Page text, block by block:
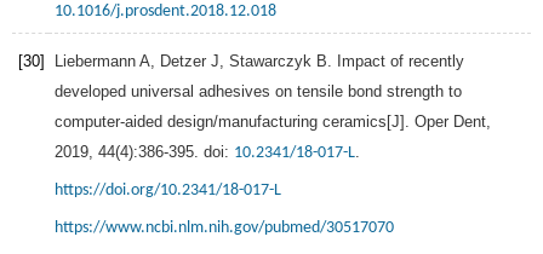
10.1016/j.prosdent.2018.12.018
[30] Liebermann A Detzer J Stawarczyk B.
Impact of recently
developed universal adhesives on tensile bond strength to
computer-aided design/manufacturing ceramics[J]. Oper Dent
2019 44(4):386-395. doi: 10.2341/18-017-L
https://doi.org/10.2341/18-017-L
https://www.ncbi.nlm.nih.gov/pubmed/30517070